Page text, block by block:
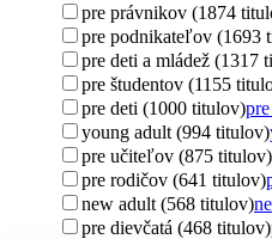
pre právnikov (1874
pre podnikateľov (1693
pre deti a mládež (1317
pre študentov (1155
pre deti (1000 titulov)
young adult (994 titulov)
pre učiteľov (875 titulov)
pre rodičov (641 titulov)
new adult (568 titulov)
pre dievčatá (468 titulov)